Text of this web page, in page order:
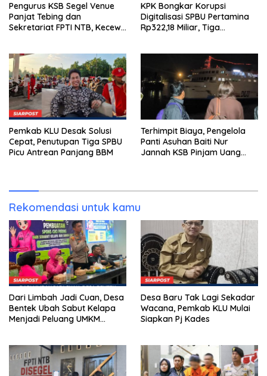
Pengurus KSB Segel Venue
Panjat Tebing dan
Sekretariat FPTI NTB, Kecewa
KPK Bongkar Korupsi
Digitalisasi SPBU Pertamina
Rp322,18 Miliar, Tiga
Pemkab KLU Desak Solusi
Cepat, Penutupan Tiga SPBU
Picu Antrean Panjang BBM
Terhimpit Biaya, Pengelola
Panti Asuhan Baiti Nur
Jannah KSB Pinjam Uang
Rekomendasi untuk kamu
Dari Limbah Jadi Cuan, Desa
Bentek Ubah Sabut Kelapa
Menjadi Peluang UMKM
Desa Baru Tak Lagi Sekadar
Wacana, Pemkab KLU Mulai
Siapkan Pj Kades